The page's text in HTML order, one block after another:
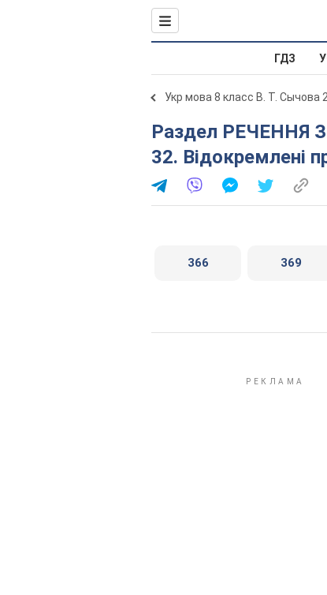
ГДЗ
Укр мова 8 класс В. Т. Сычова
Раздел РЕЧЕННЯ З ВІДОКРЕМЛЕНИМИ ЧЛЕНАМИ. §
32. Відокремлені
366 369